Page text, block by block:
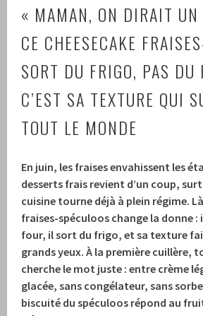
« MAMAN, ON DIRAIT
CE CHEESECAKE
SORT DU FRIGO, PAS DU
C’EST SA TEXTURE QUI
TOUT LE MONDE
En juin, les fraises envahissent les
desserts frais revient d’un coup,
cuisine tourne déjà à plein régime.
fraises-spéculoos change la donne :
four, il sort du frigo, et sa texture
grands yeux. À la première cuillère,
cherche le mot juste : entre crème
glacée, sans congélateur, sans
biscuité du spéculoos répond au